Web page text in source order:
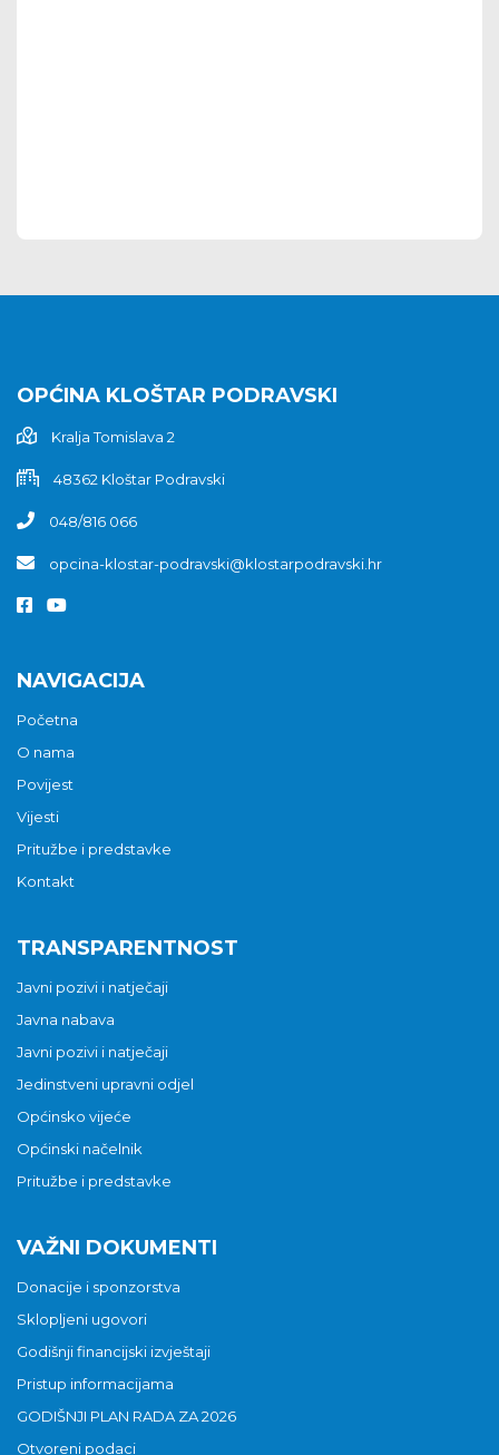
OPĆINA KLOŠTAR PODRAVSKI
Kralja Tomislava 2
48362 Kloštar Podravski
048/816 066
opcina-klostar-podravski@klostarpodravski.hr
NAVIGACIJA
Početna
O nama
Povijest
Vijesti
Pritužbe i predstavke
Kontakt
TRANSPARENTNOST
Javni pozivi i natječaji
Javna nabava
Javni pozivi i natječaji
Jedinstveni upravni odjel
Općinsko vijeće
Općinski načelnik
Pritužbe i predstavke
VAŽNI DOKUMENTI
Donacije i sponzorstva
Sklopljeni ugovori
Godišnji financijski izvještaji
Pristup informacijama
GODIŠNJI PLAN RADA ZA 2026
Otvoreni podaci